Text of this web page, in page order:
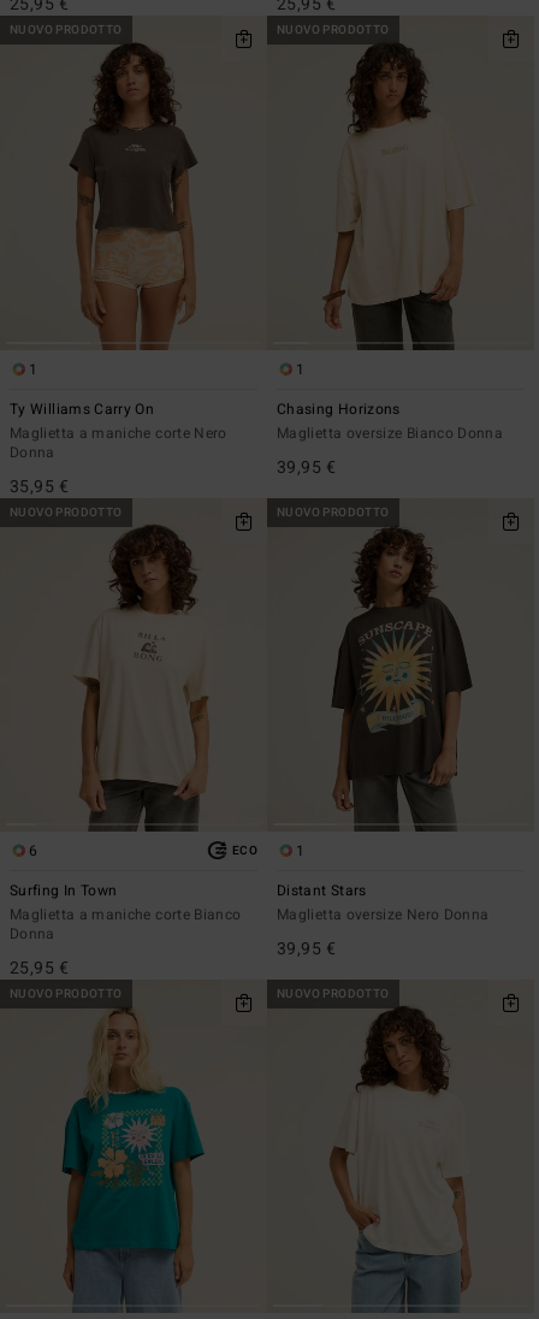
NUOVO PRODOTTO
1
Ty Williams Carry On
Maglietta a maniche corte Nero
Donna
35,95 €
NUOVO PRODOTTO
1
Chasing Horizons
Maglietta oversize Bianco Donna
39,95 €
NUOVO PRODOTTO
6 ECO
Surfing In Town
Maglietta a maniche corte Bianco
Donna
25,95 €
NUOVO PRODOTTO
1
Distant Stars
Maglietta oversize Nero Donna
39,95 €
NUOVO PRODOTTO NUOVO PRODOTTO